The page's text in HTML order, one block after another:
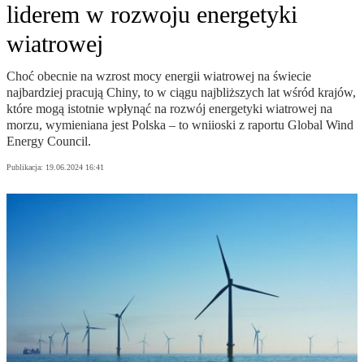
liderem w rozwoju energetyki
wiatrowej
Choć obecnie na wzrost mocy energii wiatrowej na świecie
najbardziej pracują Chiny, to w ciągu najbliższych lat wśród krajów,
które mogą istotnie wpłynąć na rozwój energetyki wiatrowej na
morzu, wymieniana jest Polska – to wniioski z raportu Global Wind
Energy Council.
Publikacja: 19.06.2024 16:41